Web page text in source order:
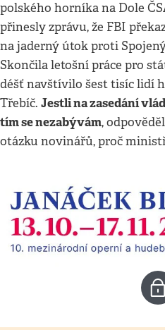
polského horníka na Dole
přinesly zprávu, že FBI
na jaderný útok proti
Skončila letošní práce pro
déšť navštívilo šest tisíc lidí
Třebíč. Jestli na zasedání
tím se nezabývám,
otázku novinářů, proč